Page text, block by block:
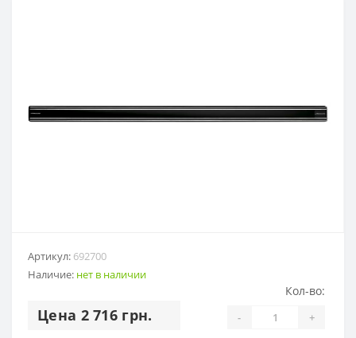
Артикул: 692700
Наличие: нет в наличии
Цена 2 716 грн.
Кол-во:
- +